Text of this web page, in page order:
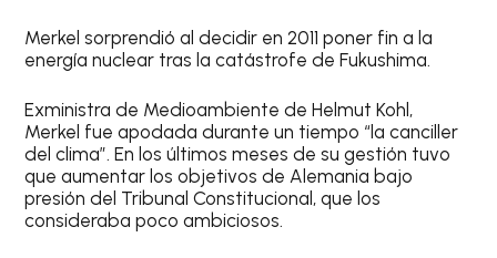
Merkel sorprendió al decidir en 2011 poner fin a la
energía nuclear tras la catástrofe de Fukushima.
Exministra de Medioambiente de Helmut Kohl,
Merkel fue apodada durante un tiempo “la canciller
del clima”. En los últimos meses de su gestión tuvo
que aumentar los objetivos de Alemania bajo
presión del Tribunal Constitucional, que los
consideraba poco ambiciosos.